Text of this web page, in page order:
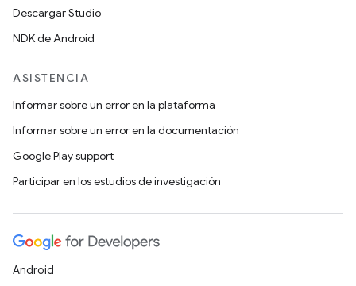
Descargar Studio
NDK de Android
ASISTENCIA
Informar sobre un error en la plataforma
Informar sobre un error en la documentación
Google Play support
Participar en los estudios de investigación
Android